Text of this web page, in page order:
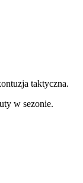
taktyczna.
w sezonie.